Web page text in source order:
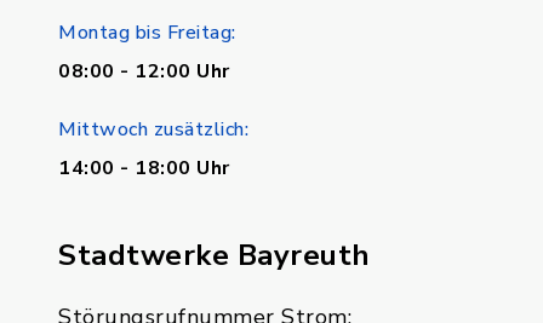
Montag bis Freitag:
08:00 - 12:00 Uhr
Mittwoch zusätzlich:
14:00 - 18:00 Uhr
Stadtwerke Bayreuth
Störungsrufnummer Strom: